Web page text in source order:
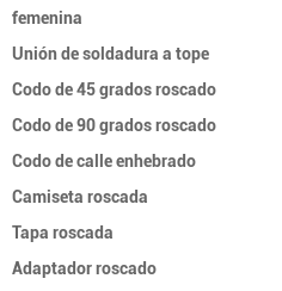
femenina
Unión de soldadura a tope
Codo de 45 grados roscado
Codo de 90 grados roscado
Codo de calle enhebrado
Camiseta roscada
Tapa roscada
Adaptador roscado